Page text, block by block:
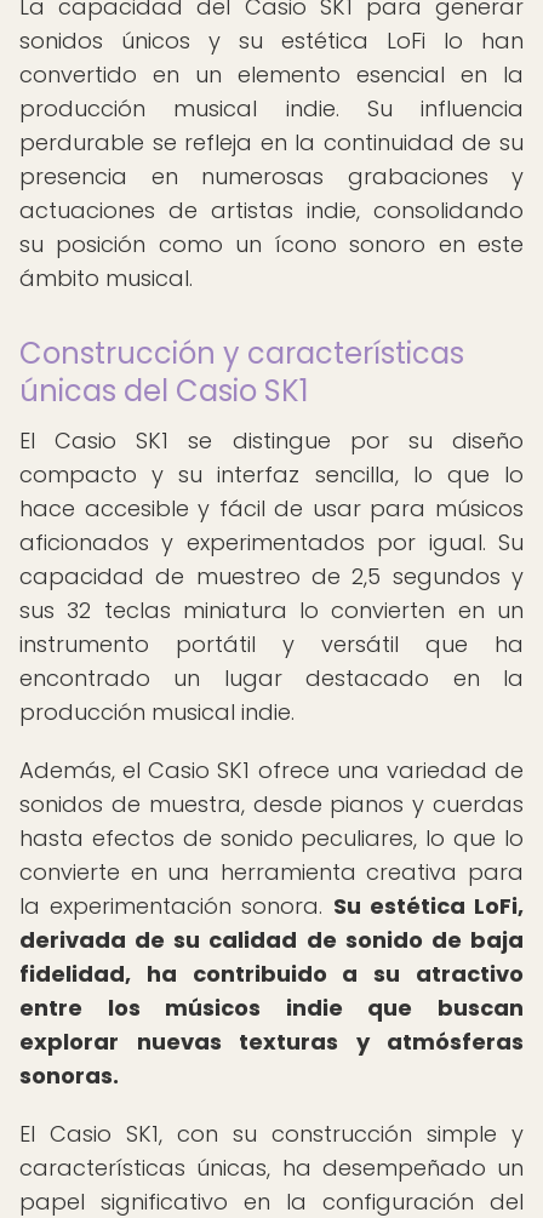
La capacidad del Casio SK1 para generar
sonidos únicos y su estética LoFi lo han
convertido en un elemento esencial en la
producción musical indie. Su influencia
perdurable se refleja en la continuidad de su
presencia en numerosas grabaciones y
actuaciones de artistas indie, consolidando
su posición como un ícono sonoro en este
ámbito musical.
Construcción y características
únicas del Casio SK1
El Casio SK1 se distingue por su diseño
compacto y su interfaz sencilla, lo que lo
hace accesible y fácil de usar para músicos
aficionados y experimentados por igual. Su
capacidad de muestreo de 2,5 segundos y
sus 32 teclas miniatura lo convierten en un
instrumento portátil y versátil que ha
encontrado un lugar destacado en la
producción musical indie.
Además, el Casio SK1 ofrece una variedad de
sonidos de muestra, desde pianos y cuerdas
hasta efectos de sonido peculiares, lo que lo
convierte en una herramienta creativa para
la experimentación sonora. Su estética LoFi,
derivada de su calidad de sonido de baja
fidelidad, ha contribuido a su atractivo
entre los músicos indie que buscan
explorar nuevas texturas y atmósferas
sonoras.
El Casio SK1, con su construcción simple y
características únicas, ha desempeñado un
papel significativo en la configuración del